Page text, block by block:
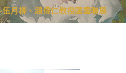
月柳、趙偉仁教授國畫聯展